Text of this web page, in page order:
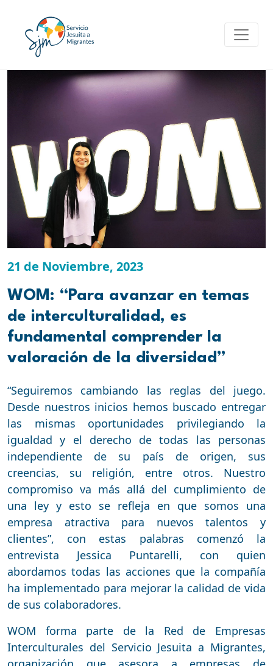
content
21 de Noviembre, 2023
WOM: “Para avanzar en temas
de interculturalidad, es
fundamental comprender la
valoración de la diversidad”
“Seguiremos cambiando las reglas del juego.
Desde nuestros inicios hemos buscado entregar
las mismas oportunidades privilegiando la
igualdad y el derecho de todas las personas
independiente de su país de origen, sus
creencias, su religión, entre otros. Nuestro
compromiso va más allá del cumplimiento de
una ley y esto se refleja en que somos una
empresa atractiva para nuevos talentos y
clientes”, con estas palabras comenzó la
entrevista Jessica Puntarelli, con quien
abordamos todas las acciones que la compañía
ha implementado para mejorar la calidad de vida
de sus colaboradores.
WOM forma parte de la Red de Empresas
Interculturales del Servicio Jesuita a Migrantes,